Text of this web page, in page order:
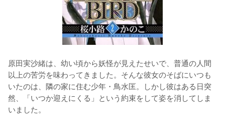
原田実沙緒は、幼い頃から妖怪が見えたせいで、普通の人間
以上の苦労を味わってきました。そんな彼女のそばにいつも
いたのは、隣の家に住む少年・鳥水匡。しかし彼はある日突
然、「いつか迎えにくる」という約束をして姿を消してしま
いました。